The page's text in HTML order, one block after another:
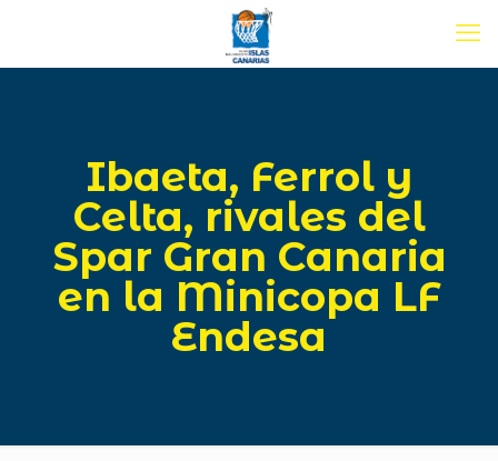
Ibaeta, Ferrol y
Celta, rivales del
Spar Gran Canaria
en la Minicopa LF
Endesa